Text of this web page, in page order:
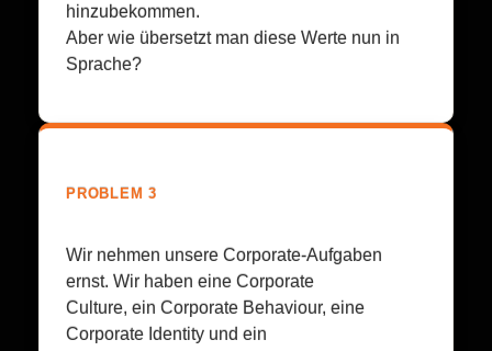
hinzubekommen.
Aber wie übersetzt man diese Werte nun in
Sprache?
PROBLEM 3
Wir nehmen unsere Corporate-Aufgaben
ernst. Wir haben eine Corporate
Culture, ein Corporate Behaviour, eine
Corporate Identity und ein